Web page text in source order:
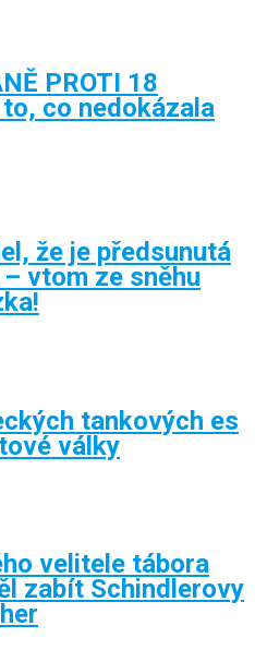
PROTI 18
co nedokázala
že je předsunutá
vtom ze sněhu
tankových es
války
velitele tábora
zabít Schindlerovy